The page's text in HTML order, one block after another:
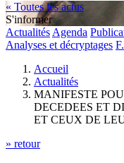
« Toutes les actus
S'informer
Actualités Agenda
Analyses et décryptages
Accueil
Actualités
MANIFESTE
DECEDEES ET
ET CEUX DE
» retour